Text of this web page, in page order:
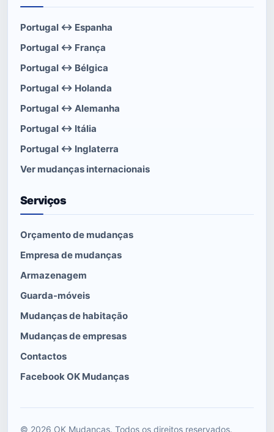
Portugal ↔ Espanha
Portugal ↔ França
Portugal ↔ Bélgica
Portugal ↔ Holanda
Portugal ↔ Alemanha
Portugal ↔ Itália
Portugal ↔ Inglaterra
Ver mudanças internacionais
Serviços
Orçamento de mudanças
Empresa de mudanças
Armazenagem
Guarda-móveis
Mudanças de habitação
Mudanças de empresas
Contactos
Facebook OK Mudanças
© 2026 OK Mudanças. Todos os direitos reservados.